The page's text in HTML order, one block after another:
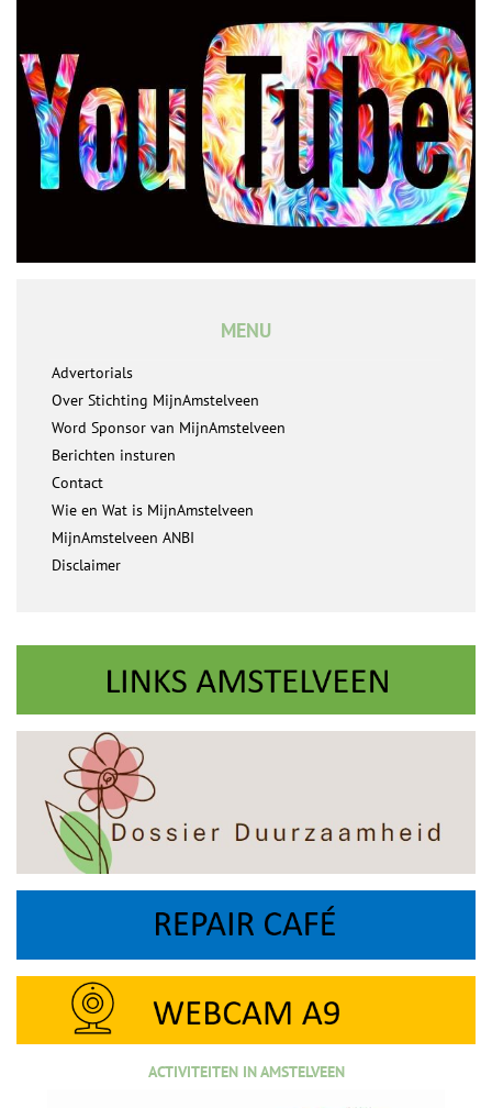
MENU
Advertorials
Over Stichting MijnAmstelveen
Word Sponsor van MijnAmstelveen
Berichten insturen
Contact
Wie en Wat is MijnAmstelveen
MijnAmstelveen ANBI
Disclaimer
ACTIVITEITEN IN AMSTELVEEN